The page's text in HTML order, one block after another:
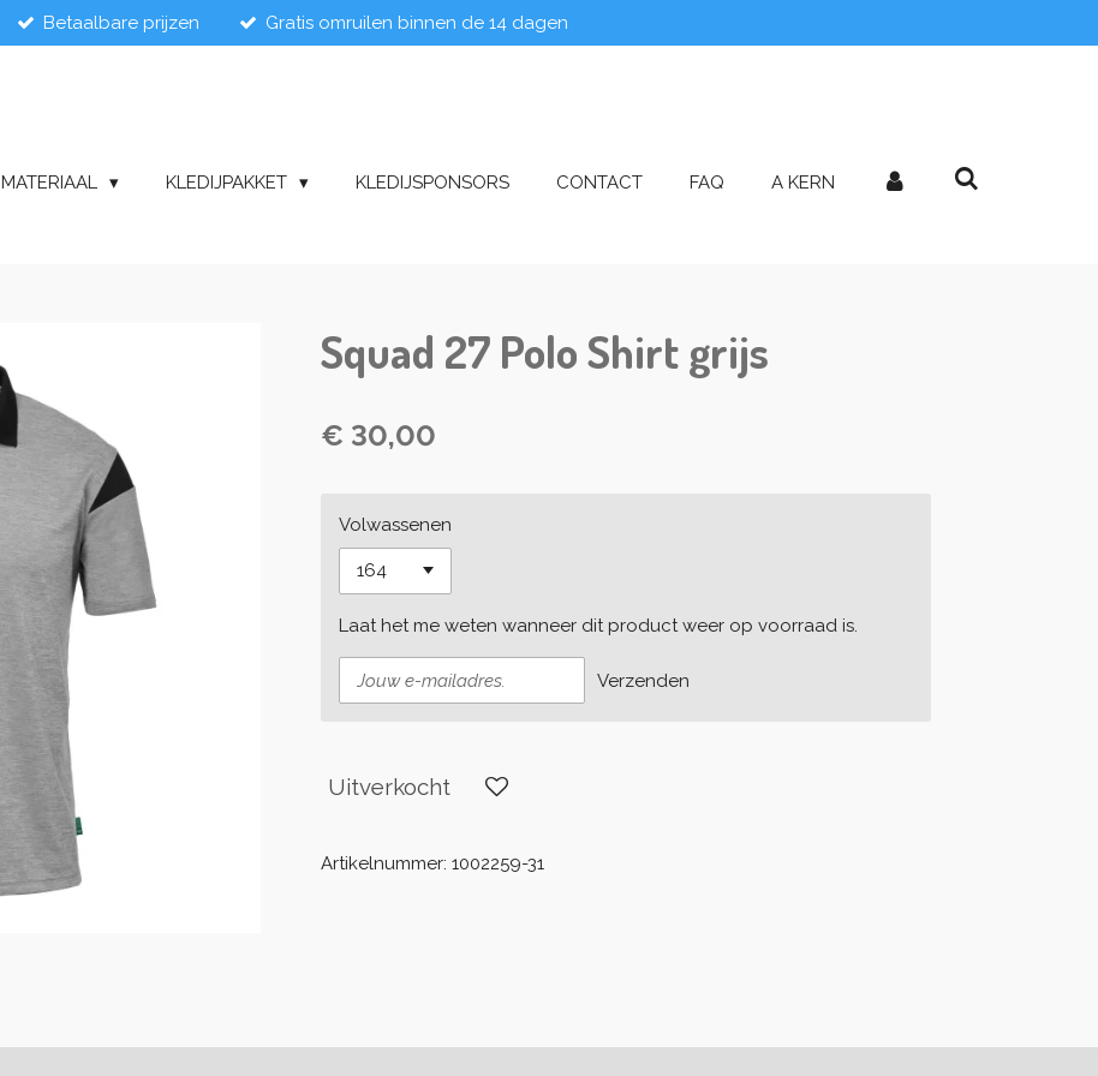
Betaalbare prijzen Gratis omruilen binnen de 14 dagen
MATERIAAL KLEDIJPAKKET KLEDIJSPONSORS CONTACT FAQ A KERN
Squad 27 Polo Shirt grijs
€ 30,00
Volwassenen
Laat het me weten wanneer dit product weer op voorraad is.
Verzenden
Uitverkocht
Artikelnummer: 1002259-31